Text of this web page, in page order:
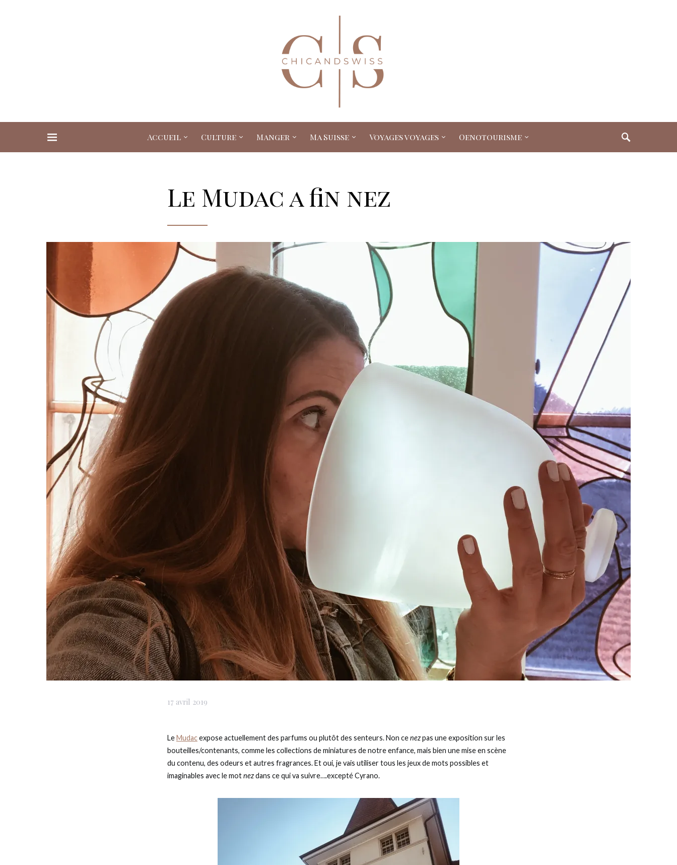
Accueil Culture Manger Ma Suisse Voyages voyages Oenotourisme
Search for:
Le Mudac a fin nez
17 avril 2019
Le Mudacexpose actuellement des parfums ou plutôt des senteurs. Non cenezpas une exposition sur les
bouteilles/contenants, comme les collections de miniatures de notre enfance, mais bien une mise en scène
du contenu, des odeurs et autres fragrances. Et oui, je vais utiliser tous les jeux de mots possibles et
imaginables avec le motnezdans ce qui va suivre….excepté Cyrano.